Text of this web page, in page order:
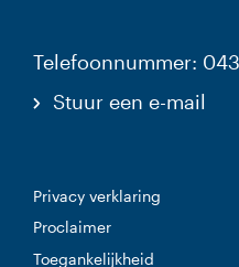
Telefoonnummer:
Stuur een e-mail
Privacy verklaring
Proclaimer
Toegankelijkheid